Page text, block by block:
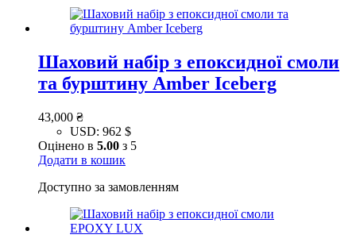
Шаховий набір з епоксидної смоли
та бурштину Amber Iceberg
43,000 ₴
USD: 962 $
Оцінено в 5.00 з 5
Додати в кошик
Доступно за замовленням